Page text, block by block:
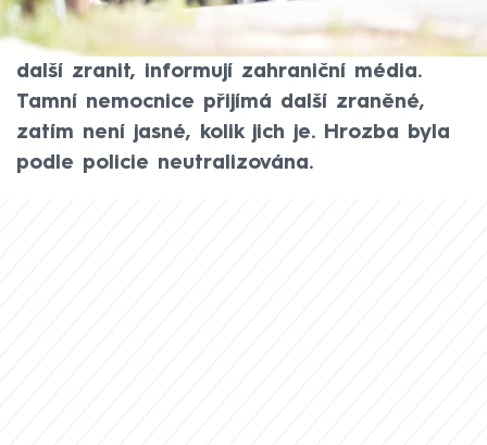
pondělí střílelo. V Islámském centru, kde je i
škola, měli dva teenageři zabít tři lidi a
další zranit, informují zahraniční média.
Tamní nemocnice přijímá další zraněné,
zatím není jasné, kolik jich je. Hrozba byla
podle policie neutralizována.